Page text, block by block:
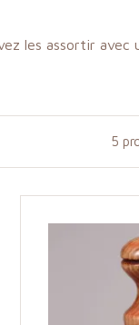
les assortir avec
5